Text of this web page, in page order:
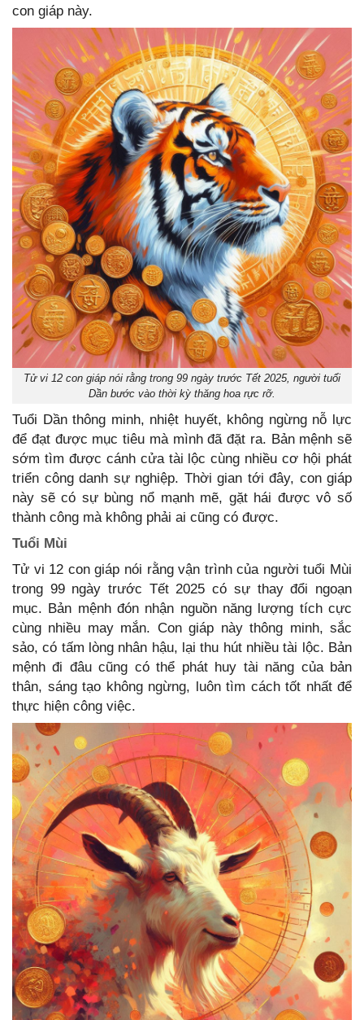
con giáp này.
Tử vi 12 con giáp nói rằng trong 99 ngày trước Tết 2025, người tuổi
Dần bước vào thời kỳ thăng hoa rực rỡ.
Tuổi Dần thông minh, nhiệt huyết, không ngừng nỗ lực
để đạt được mục tiêu mà mình đã đặt ra. Bản mệnh sẽ
sớm tìm được cánh cửa tài lộc cùng nhiều cơ hội phát
triển công danh sự nghiệp. Thời gian tới đây, con giáp
này sẽ có sự bùng nổ mạnh mẽ, gặt hái được vô số
thành công mà không phải ai cũng có được.
Tuổi Mùi
Tử vi 12 con giáp nói rằng vận trình của người tuổi Mùi
trong 99 ngày trước Tết 2025 có sự thay đổi ngoạn
mục. Bản mệnh đón nhận nguồn năng lượng tích cực
cùng nhiều may mắn. Con giáp này thông minh, sắc
sảo, có tấm lòng nhân hậu, lại thu hút nhiều tài lộc. Bản
mệnh đi đâu cũng có thể phát huy tài năng của bản
thân, sáng tạo không ngừng, luôn tìm cách tốt nhất để
thực hiện công việc.